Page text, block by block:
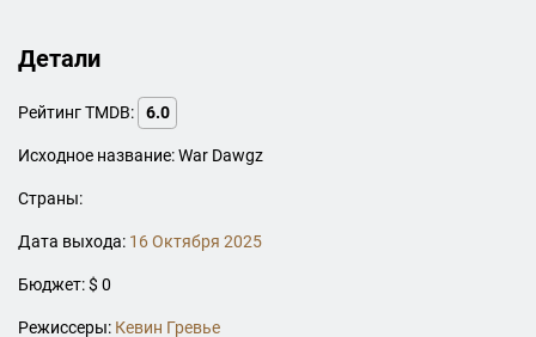
Детали
Рейтинг TMDB: 6.0
Исходное название: War Dawgz
Страны:
Дата выхода: 16 Октября 2025
Бюджет: $ 0
Режиссеры: Кевин Гревье